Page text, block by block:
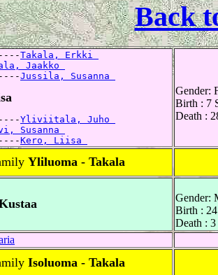
Back
Takala, Erkki
Jaakko
Jussila, Susanna
Yliviitala, Juho
Susanna
Kero, Liisa
Gender:
Birth : 7
Death :
Yliluoma - Takala
Gender:
Birth :
Death :
Isoluoma - Takala